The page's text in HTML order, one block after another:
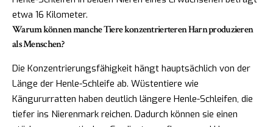
etwa 16 Kilometer.
Warum können manche Tiere konzentrierteren Harn produzieren
als Menschen?
Die Konzentrierungsfähigkeit hängt hauptsächlich von der
Länge der Henle-Schleife ab. Wüstentiere wie
Kängururratten haben deutlich längere Henle-Schleifen, die
tiefer ins Nierenmark reichen. Dadurch können sie einen